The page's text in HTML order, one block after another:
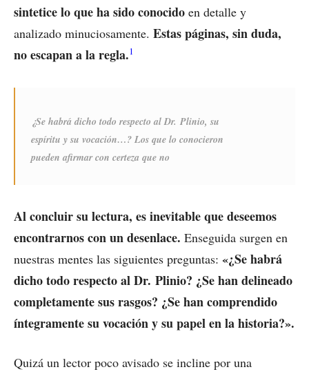
sintetice lo que ha sido conocido en detalle y
analizado minuciosamente. Estas páginas, sin duda,
no escapan a la regla.1
¿Se habrá dicho todo respecto al Dr. Plinio, su
espíritu y su vocación…? Los que lo conocieron
pueden afirmar con certeza que no
Al concluir su lectura, es inevitable que deseemos
encontrarnos con un desenlace. Enseguida surgen en
nuestras mentes las siguientes preguntas: «¿Se habrá
dicho todo respecto al Dr. Plinio? ¿Se han delineado
completamente sus rasgos? ¿Se han comprendido
íntegramente su vocación y su papel en la historia?».
Quizá un lector poco avisado se incline por una